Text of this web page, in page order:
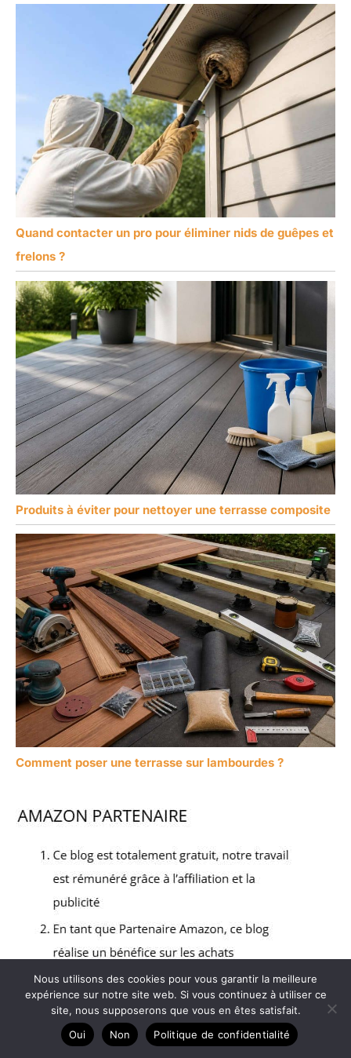
Quand contacter un pro pour éliminer nids de guêpes et
frelons ?
Produits à éviter pour nettoyer une terrasse composite
Comment poser une terrasse sur lambourdes ?
Nous utilisons des cookies pour vous garantir la meilleure
expérience sur notre site web. Si vous continuez à utiliser ce
site, nous supposerons que vous en êtes satisfait.
Oui
Non Politique de confidentialité